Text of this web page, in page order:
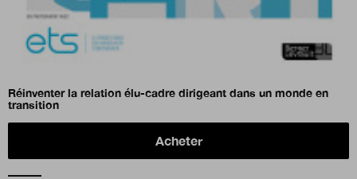
Réinventer la relation élu-cadre dirigeant dans un monde en
transition
Acheter